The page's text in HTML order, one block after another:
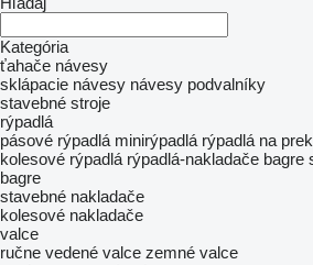
Kategória
ťahače návesy
sklápacie návesy návesy podvalníky
stavebné stroje
rýpadlá
pásové rýpadlá minirýpadlá rýpadlá na
kolesové rýpadlá rýpadlá-nakladače bagre
bagre
stavebné nakladače
kolesové nakladače
valce
ručne vedené valce zemné valce